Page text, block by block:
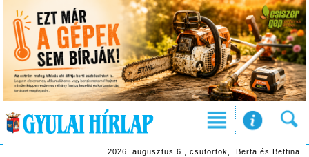
2026. augusztus 6., csütörtök, Berta és Bettina